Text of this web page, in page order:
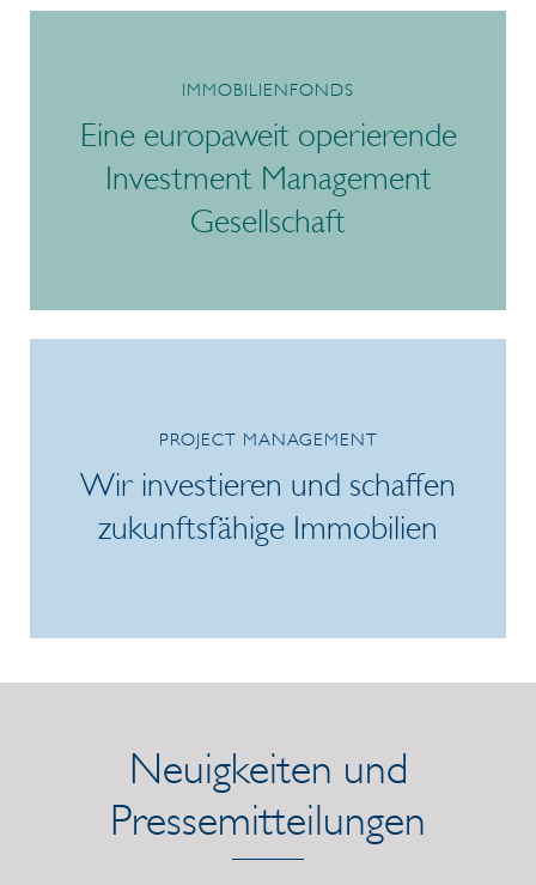
IMMOBILIENFONDS
Eine europaweit operierende
Investment Management
Gesellschaft
PROJECT MANAGEMENT
Wir investieren und schaffen
zukunftsfähige Immobilien
Neuigkeiten und
Pressemitteilungen